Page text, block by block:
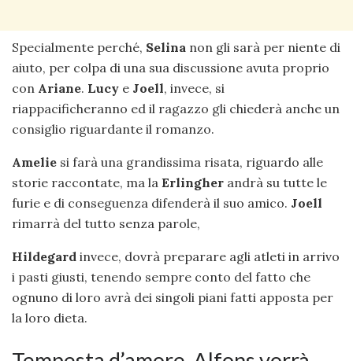
Specialmente perché, Selina non gli sarà per niente di
aiuto, per colpa di una sua discussione avuta proprio
con Ariane. Lucy e Joell, invece, si
riappacificheranno ed il ragazzo gli chiederà anche un
consiglio riguardante il romanzo.
Amelie si farà una grandissima risata, riguardo alle
storie raccontate, ma la Erlingher andrà su tutte le
furie e di conseguenza difenderà il suo amico. Joell
rimarrà del tutto senza parole,
Hildegard invece, dovrà preparare agli atleti in arrivo
i pasti giusti, tenendo sempre conto del fatto che
ognuno di loro avrà dei singoli piani fatti apposta per
la loro dieta.